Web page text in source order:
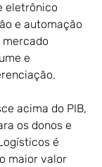
eletrônico
e automação
mercado
e
acima do PIB,
os donos e
é
maior valor